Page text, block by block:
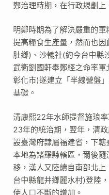
鄭治理時期，在行政規劃上
明鄭時期為了解決嚴重的
提高糧食生產量，然而也
肚鄉)、沙轆社(約今台中縣
武衛劉國軒奉鄭經之命率
彰化市)遂建立「半線營盤
基礎。
清康熙22年水師提督施琅
23年的統治期，翌年，清
設臺灣府隸屬福建省，下
本地為諸羅縣轄區，爾後
移，漢人又陸續自南部北
台中縣龍井鄉麗水村)登陸
使人口不斷的增加。